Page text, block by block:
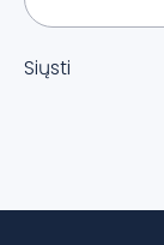
Siųsti